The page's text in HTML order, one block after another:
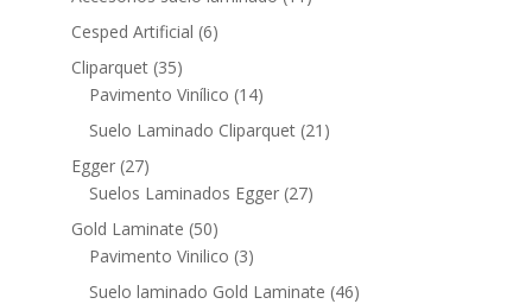
Cesped Artificial 66
Cliparquet 3535
productos
Pavimento Vinílico 1414
productos
Suelo Laminado Cliparquet 21 21
Egger 2727
productos
Suelos Laminados Egger 2727
Gold Laminate 5050
productos
Pavimento Vinilico 33
productos
Suelo laminado Gold Laminate 4646